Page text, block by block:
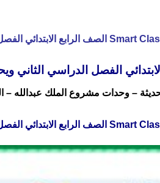
– وحدات مشروع الملك عبدالله –